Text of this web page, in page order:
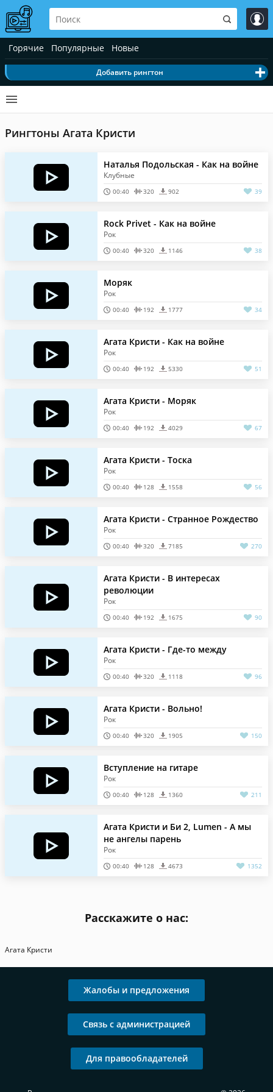
Горячие Популярные Новые
Добавить рингтон
Рингтоны Агата Кристи
Наталья Подольская - Как на войне
Клубные
00:40 320 902 39
Rock Privet - Как на войне
Рок
00:40 320 1146 38
Моряк
Рок
00:40 192 1777 34
Агата Кристи - Как на войне
Рок
00:40 192 5330 51
Агата Кристи - Моряк
Рок
00:40 192 4029 67
Агата Кристи - Тоска
Рок
00:40 128 1558 56
Агата Кристи - Странное Рождество
Рок
00:40 320 7185 270
Агата Кристи - В интересах
революции
Рок
00:40 192 1675 90
Агата Кристи - Где-то между
Рок
00:40 320 1118 96
Агата Кристи - Вольно!
Рок
00:40 320 1905 150
Вступление на гитаре
Рок
00:40 128 1360 211
Агата Кристи и Би 2, Lumen - А мы
не ангелы парень
Рок
00:40 128 4673 1352
Расскажите о нас:
Агата Кристи
Жалобы и предложения
Связь с администрацией
Для правообладателей